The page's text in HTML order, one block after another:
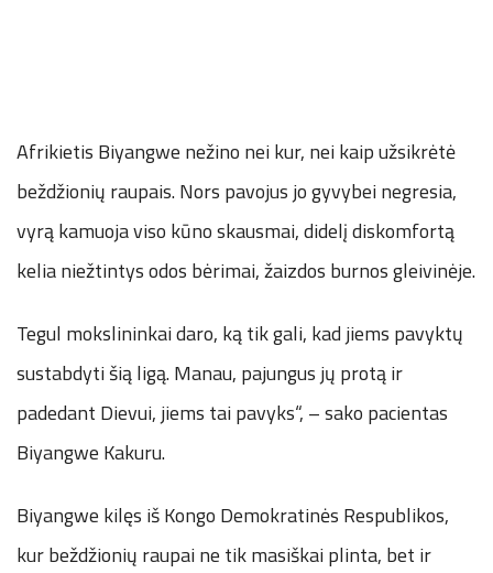
Afrikietis Biyangwe nežino nei kur, nei kaip užsikrėtė
beždžionių raupais. Nors pavojus jo gyvybei negresia,
vyrą kamuoja viso kūno skausmai, didelį diskomfortą
kelia niežtintys odos bėrimai, žaizdos burnos gleivinėje.
Tegul mokslininkai daro, ką tik gali, kad jiems pavyktų
sustabdyti šią ligą. Manau, pajungus jų protą ir
padedant Dievui, jiems tai pavyks“, – sako pacientas
Biyangwe Kakuru.
Biyangwe kilęs iš Kongo Demokratinės Respublikos,
kur beždžionių raupai ne tik masiškai plinta, bet ir